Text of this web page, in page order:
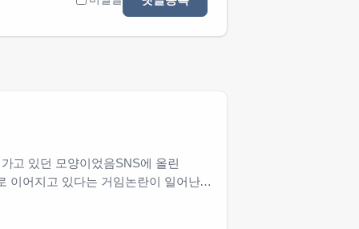
고 있던 모양이었음SNS에 올린
이어지고 있다는 거임논란이 일어난